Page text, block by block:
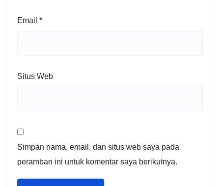
Email *
Situs Web
Simpan nama, email, dan situs web saya pada
peramban ini untuk komentar saya berikutnya.